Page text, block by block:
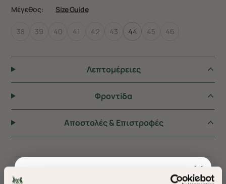
Μέγεθος: Size Guide
38 39 40 41 42 43 44 45 46
Λεπτομέρειες
Φροντiδα
Αποστολές & Επιστροφές
ΠΡΟΤΕΙΝΟΥΜΕ ΓΙΑ ΕΣΑΣ